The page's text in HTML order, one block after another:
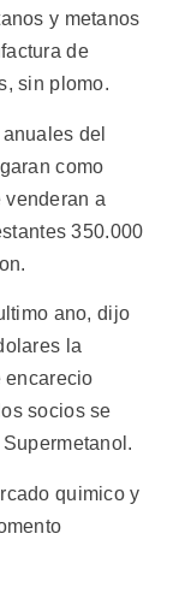
y metanos
de
sin plomo.
del
como
venderan a
350.000
ano, dijo
la
encarecio
socios se
quimico y